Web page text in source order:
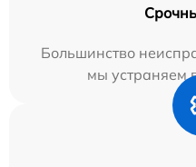
Большинство
мы устраняем